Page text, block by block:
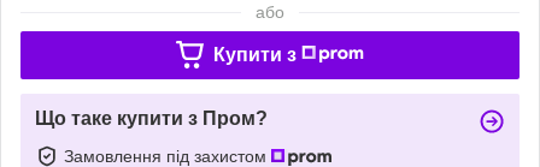
або
Купити з
Що таке купити з Пром?
Замовлення під захистом